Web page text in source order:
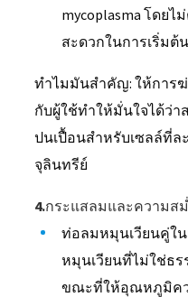
mycoplasma โดย
สะดวกในการเริ่มต้
ทำไมมันสำคัญ: ให้การ
กับผู้ใช้ทำให้มั่นใจได้ว่
ปนเปื้อนสำหรับเซลล์ที่
จุลินทรีย์
4.กระแสลมและความส
ท่อลมหมุนเวียนคู่ใ
หมุนเวียนที่ไม่ใช่ธร
ขณะที่ให้อุณหภูมิค